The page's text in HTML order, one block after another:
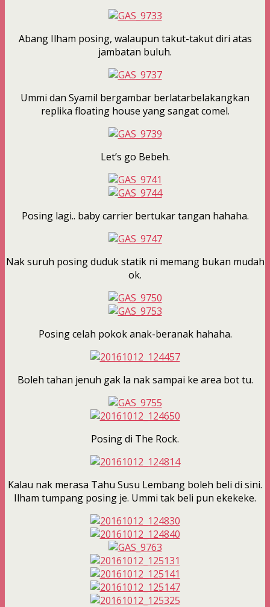
Abang Ilham posing, walaupun takut-takut diri atas
jambatan buluh.
Ummi dan Syamil bergambar berlatarbelakangkan
replika floating house yang sangat comel.
Let’s go Bebeh.
Posing lagi.. baby carrier bertukar tangan hahaha.
Nak suruh posing duduk statik ni memang bukan mudah
ok.
Posing celah pokok anak-beranak hahaha.
Boleh tahan jenuh gak la nak sampai ke area bot tu.
Posing di The Rock.
Kalau nak merasa Tahu Susu Lembang boleh beli di sini.
Ilham tumpang posing je. Ummi tak beli pun ekekeke.